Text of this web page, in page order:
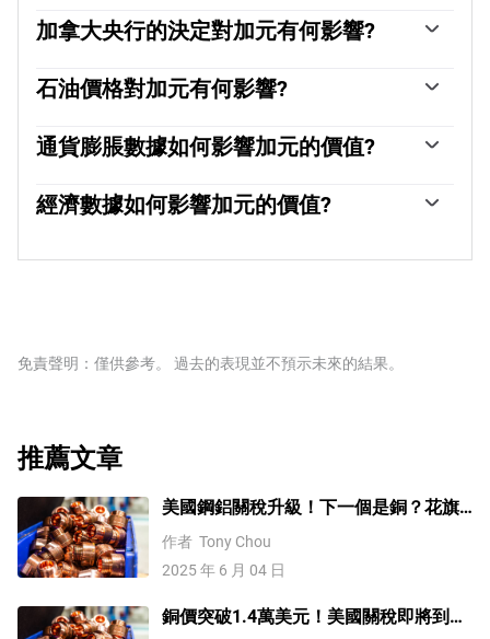
加拿大央行的決定對加元有何影響?
加元具有重大影響。這影響到每個人的利率水平。加拿大
央行的主要目標是通過上調或下調利率，將通貨膨脹率維
還可以利用量化寬松和緊縮政策來影響信貸狀況，前者對
石油價格對加元有何影響?
最大的出口產品，因此石油價格往往對加元價值產生直接
影響。一般來說，如果油價上漲，加元也會上漲，因為對
高的油價也傾向於導致貿易順差的可能性更大，這也支持
通貨膨脹數據如何影響加元的價值?
種貨幣的負面因素，但在現代，隨著跨境資本管製的放
松，情況實際上正好相反。較高的通貨膨脹率往往會導致
尋求利潤豐厚的投資場所的全球投資者。這增加了對當地
經濟數據如何影響加元的價值?
元產生影響。GDP、製造業和服務業pmi、就業和消費者
免責聲明：僅供參考。 過去的表現並不預示未來的結果。
推薦文章
美國鋼鋁關稅升級！下一個是銅？花旗
這樣說
作者 Tony Chou
2025 年 6 月 04 日
銅價突破1.4萬美元！美國關稅即將到